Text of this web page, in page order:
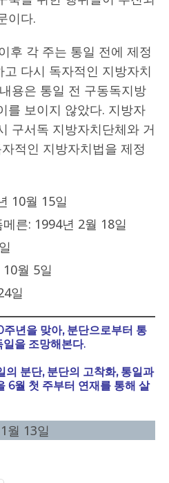
이다.
후 각 주는 통일 전에 제정
다시 독자적인 지방자치
용은 통일 전 구동독지방
를 보이지 않았다. 지방자
구서독 지방자치단체와 거
적인 지방자치법을 제정
10월 15일
른: 1994년 2월 18일
월 5일
일
년을 맞아, 분단으로부터 통
을 조망해본다.
의 분단, 분단의 고착화, 통일과
6월 첫 주부터 연재를 통해 살
월 13일